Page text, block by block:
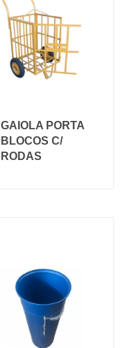
GAIOLA PORTA
BLOCOS C/
RODAS